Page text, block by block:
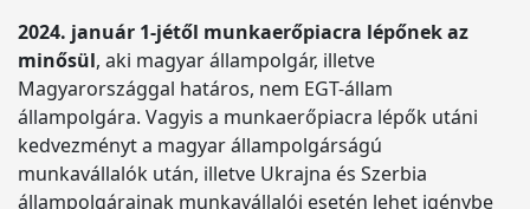
2024. január 1-jétől munkaerőpiacra lépőnek az
minősül, aki magyar állampolgár, illetve
Magyarországgal határos, nem EGT-állam
állampolgára. Vagyis a munkaerőpiacra lépők utáni
kedvezményt a magyar állampolgárságú
munkavállalók után, illetve Ukrajna és Szerbia
állampolgárainak munkavállalói esetén lehet igénybe